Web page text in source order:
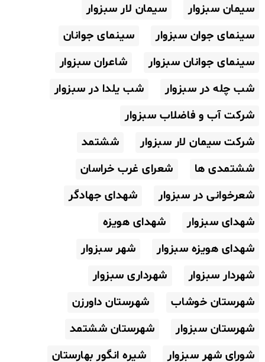
سیمان سبزوار
سیمان لار سبزوار
سینمای جوان سبزوار
سینمای جوانان
سینمای جوانان سبزوار
شاعران سبزوار
شب چله در سبزوار
شب یلدا در سبزوار
شرکت آب و فاضلاب سبزوار
شرکت سیمان لار سبزوار
ششتمد
ششتمدی ها
شعرای غرب خراسان
شعرخوانی در سبزوار
شهدای جهادگر
شهدای سبزوار
شهدای هویزه
شهدای هویزه سبزوار
شهر سبزوار
شهردار سبزوار
شهرداری سبزوار
شهرستان خوشاب
شهرستان داورزن
شهرستان سبزوار
شهرستان ششتمد
شورای شهر سبزوار
شیره انگور بهارستان